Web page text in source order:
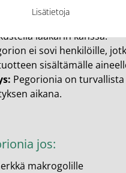
ovat yleensä ohimeneviä.
lääkärin kanssa.
ei sovi henkilöille,
sisältämälle
Pegorionia on
aikana.
jos:
makrogolille
Lisätietoja